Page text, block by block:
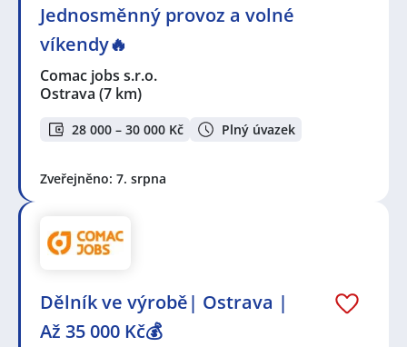
Jednosměnný provoz a volné
víkendy🔥
Comac jobs s.r.o.
Ostrava (7 km)
28 000 – 30 000 Kč Plný úvazek
Zveřejněno: 7. srpna
Dělník ve výrobě| Ostrava |
Až 35 000 Kč💰